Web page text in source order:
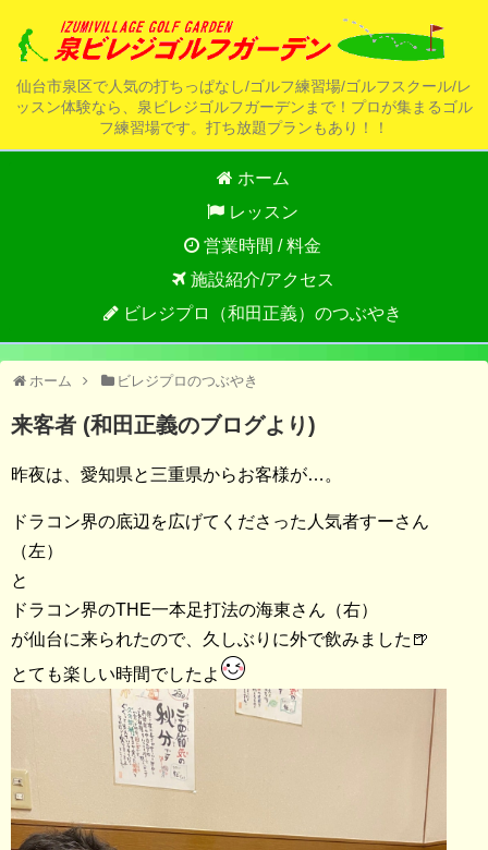
仙台市泉区で人気の打ちっぱなし/ゴルフ練習場/ゴルフスクール/レ
ッスン体験なら、泉ビレジゴルフガーデンまで！プロが集まるゴル
フ練習場です。打ち放題プランもあり！！
ホーム
レッスン
営業時間 / 料金
施設紹介/アクセス
ビレジプロ（和田正義）のつぶやき
ホーム ビレジプロのつぶやき
来客者 (和田正義のブログより)
昨夜は、愛知県と三重県からお客様が…。
ドラコン界の底辺を広げてくださった人気者すーさん
（左）
と
ドラコン界のTHE一本足打法の海東さん（右）
が仙台に来られたので、久しぶりに外で飲みました🍺
とても楽しい時間でしたよ